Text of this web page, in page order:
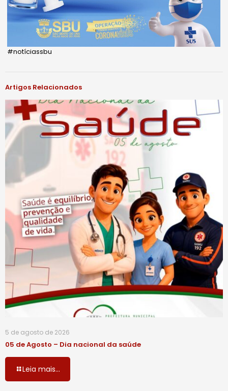
#notíciassbu
Artigos Relacionados
5 de agosto de 2026
05 de Agosto – Dia nacional da saúde
Leia mais...